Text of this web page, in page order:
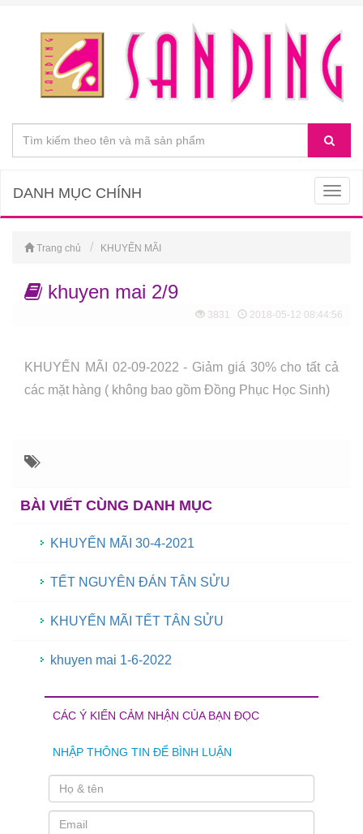
DANH MỤC CHÍNH
Trang chủ KHUYẾN MÃI
khuyen mai 2/9
3831 2018-05-12 08:44:56
KHUYẾN MÃI 02-09-2022 - Giảm giá 30% cho tất cả
các mặt hàng ( không bao gồm Đồng Phục Học Sinh)
BÀI VIẾT CÙNG DANH MỤC
KHUYẾN MÃI 30-4-2021
TẾT NGUYÊN ĐÁN TÂN SỬU
KHUYẾN MÃI TẾT TÂN SỬU
khuyen mai 1-6-2022
CÁC Ý KIẾN CẢM NHẬN CỦA BẠN ĐỌC
NHẬP THÔNG TIN ĐỂ BÌNH LUẬN